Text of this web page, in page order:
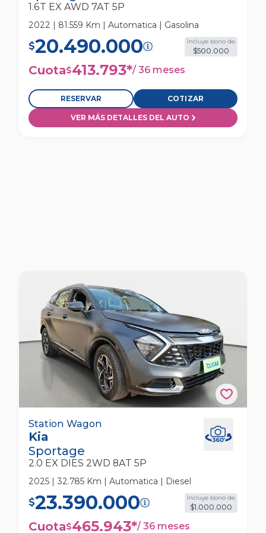
1.6T EX AWD 7AT 5P
2022 | 81.559 Km | Automatica | Gasolina
$20.490.000 Incluye bono de
$500.000
Cuota$413.793*/ 36 meses
RESERVAR COTIZAR
VER MÁS DETALLES DEL AUTO
Kia Sportage 2.0 Ex Dies 2wd 8at 5p Station
Wagon
Station Wagon
Kia
Sportage
2.0 EX DIES 2WD 8AT 5P
2025 | 32.785 Km | Automatica | Diesel
$23.390.000 Incluye bono de
$1.000.000
Cuota$465.943*/ 36 meses